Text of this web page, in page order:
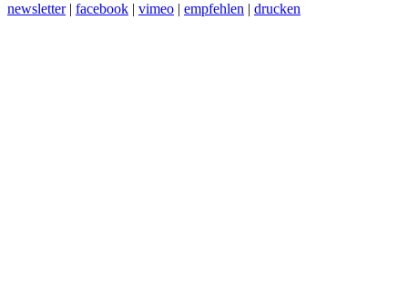
newsletter| facebook | vimeo | empfehlen | drucken